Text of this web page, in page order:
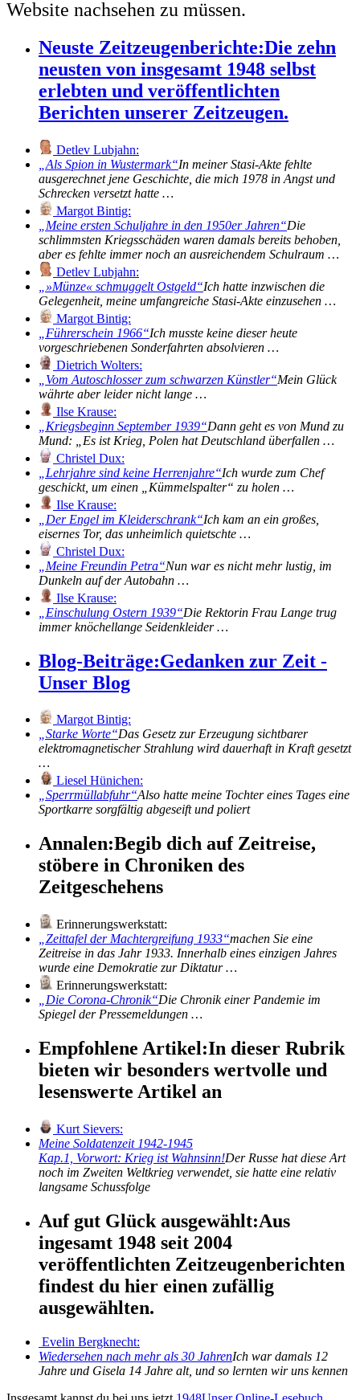
Website nachsehen zu müssen.
Neuste Zeitzeugenberichte:Die zehn
neusten von insgesamt 1948 selbst
erlebten und veröffentlichten
Berichten unserer Zeitzeugen.
Detlev Lubjahn:
Als Spion in Wustermark In meiner Stasi-Akte fehlte
ausgerechnet jene Geschichte, die mich 1978 in Angst und
Schrecken versetzt hatte …
Margot Bintig:
Meine ersten Schuljahre in den 1950er Jahren Die
schlimmsten Kriegsschäden waren damals bereits behoben,
aber es fehlte immer noch an ausreichendem Schulraum …
Detlev Lubjahn:
»Münze« schmuggelt Ostgeld Ich hatte inzwischen die
Gelegenheit, meine umfangreiche Stasi-Akte einzusehen …
Margot Bintig:
Führerschein 1966 Ich musste keine dieser heute
vorgeschriebenen Sonderfahrten absolvieren …
Dietrich Wolters:
Vom Autoschlosser zum schwarzen Künstler Mein Glück
währte aber leider nicht lange …
Ilse Krause:
Kriegsbeginn September 1939 Dann geht es von Mund zu
Mund: „Es ist Krieg, Polen hat Deutschland überfallen …
Christel Dux:
Lehrjahre sind keine Herrenjahre Ich wurde zum Chef
geschickt, um einen „Kümmelspalter“ zu holen …
Ilse Krause:
Der Engel im Kleiderschrank Ich kam an ein großes,
eisernes Tor, das unheimlich quietschte …
Christel Dux:
Meine Freundin Petra Nun war es nicht mehr lustig, im
Dunkeln auf der Autobahn …
Ilse Krause:
Einschulung Ostern 1939 Die Rektorin Frau Lange trug
immer knöchellange Seidenkleider …
Blog-Beiträge:Gedanken zur Zeit -
Unser Blog
Margot Bintig:
Starke Worte Das Gesetz zur Erzeugung sichtbarer
elektromagnetischer Strahlung wird dauerhaft in Kraft gesetzt
…
Liesel Hünichen:
Sperrmüllabfuhr Also hatte meine Tochter eines Tages eine
Sportkarre sorgfältig abgeseift und poliert
Annalen:Begib dich auf Zeitreise,
stöbere in Chroniken des
Zeitgeschehens
Erinnerungswerkstatt:
Zeittafel der Machtergreifung 1933 machen Sie eine
Zeitreise in das Jahr 1933. Innerhalb eines einzigen Jahres
wurde eine Demokratie zur Diktatur …
Erinnerungswerkstatt:
Die Corona-Chronik Die Chronik einer Pandemie im
Spiegel der Pressemeldungen …
Empfohlene Artikel:In dieser Rubrik
bieten wir besonders wertvolle und
lesenswerte Artikel an
Kurt Sievers:
Meine Soldatenzeit 1942-1945
Kap.1, Vorwort: Krieg ist Wahnsinn!Der Russe hat diese Art
noch im Zweiten Weltkrieg verwendet, sie hatte eine relativ
langsame Schussfolge
Auf gut Glück ausgewählt:Aus
ingesamt 1948 seit 2004
veröffentlichten Zeitzeugenberichten
findest du hier einen zufällig
ausgewählten.
Evelin Bergknecht:
Wiedersehen nach mehr als 30 JahrenIch war damals 12
Jahre und Gisela 14 Jahre alt, und so lernten wir uns kennen